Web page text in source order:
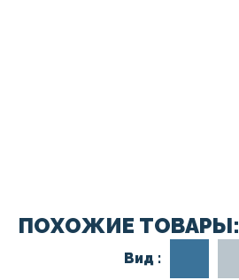
ПОХОЖИЕ ТОВАРЫ:
Вид :